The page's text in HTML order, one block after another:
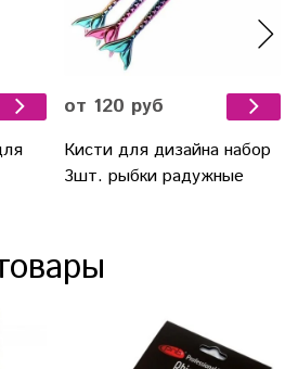
от 120 руб
Кисти для дизайна набор
3шт. рыбки радужные